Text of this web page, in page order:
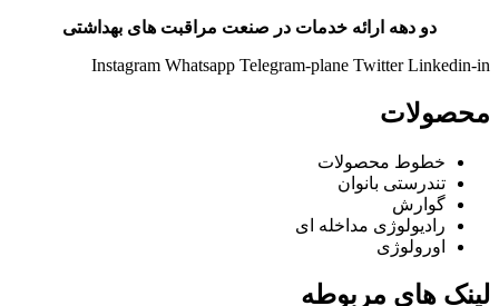
دو دهه ارائه خدمات در صنعت مراقبت های بهداشتی
Instagram Whatsapp Telegram-plane Twitter Linkedin-in
محصولات
خطوط محصولات
تندرستی بانوان
گوارش
رادیولوژی مداخله ای
اورولوژی
لینک های مربوطه